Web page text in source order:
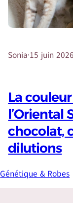
Sonia·15 juin 2026
La
l’Oriental
chocolat,
dilutions
Génétique & Robes